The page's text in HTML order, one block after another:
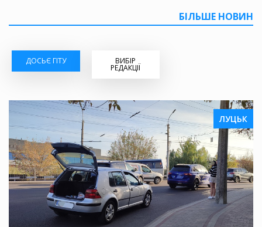
БІЛЬШЕ НОВИН
ДОСЬЄ ГІТУ ВИБІР
РЕДАКЦІЇ
ЛУЦЬК